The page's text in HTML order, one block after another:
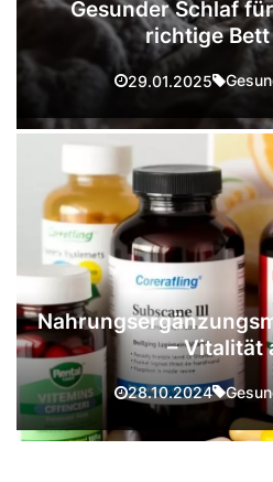
Gesunder Schlaf
richtige
29.01.2025
– Vitalität
28.10.2024